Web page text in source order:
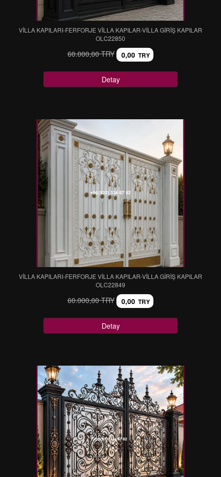
VİLLA KAPILARI-FERFORJE VİLLA KAPILAR-VİLLA GİRİŞ KAPILAR
OLC22850
60.000,00 TRY 0,00 TRY
Detay
VİLLA KAPILARI-FERFORJE VİLLA KAPILAR-VİLLA GİRİŞ KAPILAR
OLC22849
60.000,00 TRY 0,00 TRY
Detay